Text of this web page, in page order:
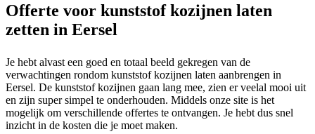
Offerte voor kunststof kozijnen laten
zetten in Eersel
Je hebt alvast een goed en totaal beeld gekregen van de
verwachtingen rondom kunststof kozijnen laten aanbrengen in
Eersel. De kunststof kozijnen gaan lang mee, zien er veelal mooi uit
en zijn super simpel te onderhouden. Middels onze site is het
mogelijk om verschillende offertes te ontvangen. Je hebt dus snel
inzicht in de kosten die je moet maken.